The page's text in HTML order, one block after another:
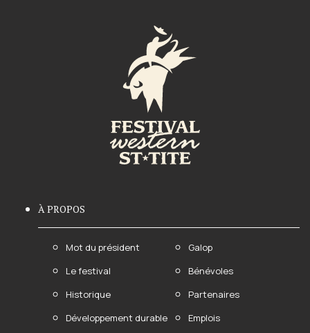
À PROPOS
Mot du président
Le festival
Historique
Développement durable
Galop
Bénévoles
Partenaires
Emplois